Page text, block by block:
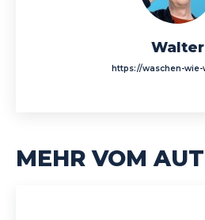
Walter
https://waschen-wie-
MEHR VOM